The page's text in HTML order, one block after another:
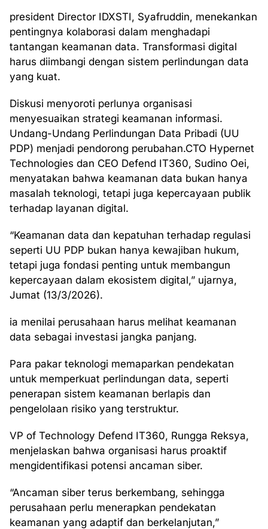
president Director IDXSTI, Syafruddin, menekankan
pentingnya kolaborasi dalam menghadapi
tantangan keamanan data. Transformasi digital
harus diimbangi dengan sistem perlindungan data
yang kuat.
Diskusi menyoroti perlunya organisasi
menyesuaikan strategi keamanan informasi.
Undang-Undang Perlindungan Data Pribadi (UU
PDP) menjadi pendorong perubahan.CTO Hypernet
Technologies dan CEO Defend IT360, Sudino Oei,
menyatakan bahwa keamanan data bukan hanya
masalah teknologi, tetapi juga kepercayaan publik
terhadap layanan digital.
“Keamanan data dan kepatuhan terhadap regulasi
seperti UU PDP bukan hanya kewajiban hukum,
tetapi juga fondasi penting untuk membangun
kepercayaan dalam ekosistem digital,” ujarnya,
Jumat (13/3/2026).
ia menilai perusahaan harus melihat keamanan
data sebagai investasi jangka panjang.
Para pakar teknologi memaparkan pendekatan
untuk memperkuat perlindungan data, seperti
penerapan sistem keamanan berlapis dan
pengelolaan risiko yang terstruktur.
VP of Technology Defend IT360, Rungga Reksya,
menjelaskan bahwa organisasi harus proaktif
mengidentifikasi potensi ancaman siber.
“Ancaman siber terus berkembang, sehingga
perusahaan perlu menerapkan pendekatan
keamanan yang adaptif dan berkelanjutan,”